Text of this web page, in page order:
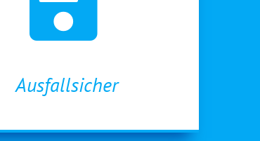
Ausfallsicher